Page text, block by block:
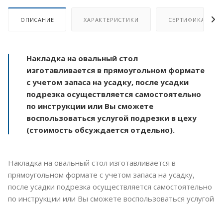
ОПИСАНИЕ ХАРАКТЕРИСТИКИ СЕРТИФИКАТ
Накладка на овальный стол
изготавливается в прямоугольном формате
с учетом запаса на усадку, после усадки
подрезка осуществляется самостоятельно
по инструкции или Вы сможете
воспользоваться услугой подрезки в цеху
(стоимость обсуждается отдельно).
Накладка на овальный стол изготавливается в
прямоугольном формате с учетом запаса на усадку,
после усадки подрезка осуществляется самостоятельно
по инструкции или Вы сможете воспользоваться услугой